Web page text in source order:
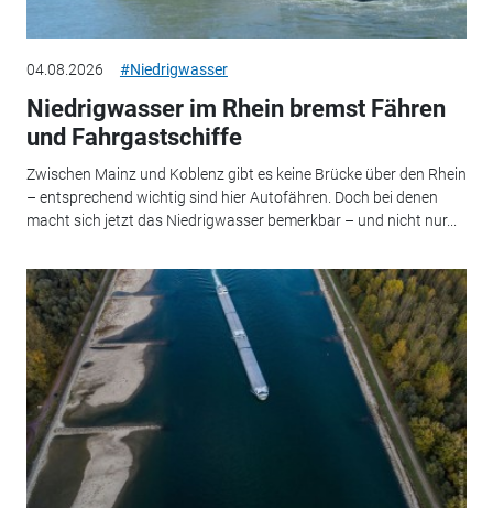
04.08.2026 #Niedrigwasser
Niedrigwasser im Rhein bremst Fähren
und Fahrgastschiffe
Zwischen Mainz und Koblenz gibt es keine Brücke über den Rhein
– entsprechend wichtig sind hier Autofähren. Doch bei denen
macht sich jetzt das Niedrigwasser bemerkbar – und nicht nur...